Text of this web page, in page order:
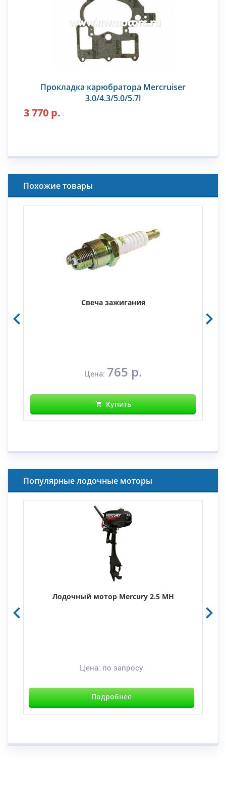
Прокладка карюбратора Mercruiser
3.0/4.3/5.0/5.7l
3 770 р.
Похожие товары
Свеча зажигания
Цена: 765 р.
Купить
Популярные лодочные моторы
Лодочный мотор Mercury 2.5 MH
Цена: по запросу
Подробнее